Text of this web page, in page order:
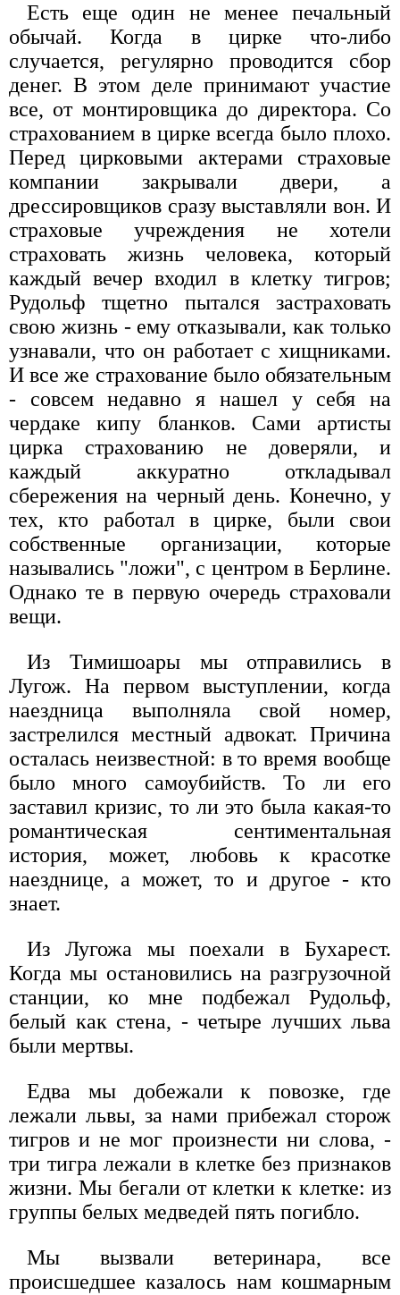
Есть еще один не менее печальный
обычай. Когда в цирке что-либо
случается, регулярно проводится сбор
денег. В этом деле принимают участие
все, от монтировщика до директора. Со
страхованием в цирке всегда было плохо.
Перед цирковыми актерами страховые
компании закрывали двери, а
дрессировщиков сразу выставляли вон. И
страховые учреждения не хотели
страховать жизнь человека, который
каждый вечер входил в клетку тигров;
Рудольф тщетно пытался застраховать
свою жизнь - ему отказывали, как только
узнавали, что он работает с хищниками.
И все же страхование было обязательным
- совсем недавно я нашел у себя на
чердаке кипу бланков. Сами артисты
цирка страхованию не доверяли, и
каждый аккуратно откладывал
сбережения на черный день. Конечно, у
тех, кто работал в цирке, были свои
собственные организации, которые
назывались "ложи", с центром в Берлине.
Однако те в первую очередь страховали
вещи.
Из Тимишоары мы отправились в
Лугож. На первом выступлении, когда
наездница выполняла свой номер,
застрелился местный адвокат. Причина
осталась неизвестной: в то время вообще
было много самоубийств. То ли его
заставил кризис, то ли это была какая-то
романтическая сентиментальная
история, может, любовь к красотке
наезднице, а может, то и другое - кто
знает.
Из Лугожа мы поехали в Бухарест.
Когда мы остановились на разгрузочной
станции, ко мне подбежал Рудольф,
белый как стена, - четыре лучших льва
были мертвы.
Едва мы добежали к повозке, где
лежали львы, за нами прибежал сторож
тигров и не мог произнести ни слова, -
три тигра лежали в клетке без признаков
жизни. Мы бегали от клетки к клетке: из
группы белых медведей пять погибло.
Мы вызвали ветеринара, все
происшедшее казалось нам кошмарным